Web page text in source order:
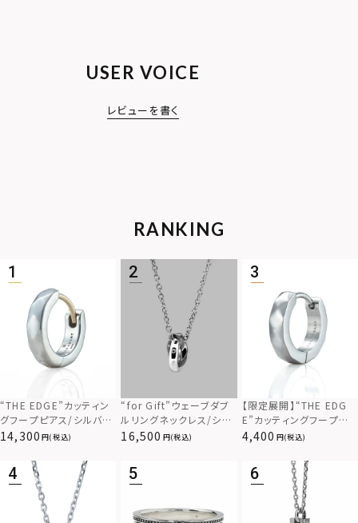
USER VOICE
レビューを書く
RANKING
“THE EDGE”カッティン
グフープピアス/シルバー
925
14,300 (税込)
“for Gift”ウェーブダブ
ルリングネックレス/シル
バー×ブラック/シルバー
16,500 (税込)
【限定展開】“THE EDG
E”カッティングフープピ
アス/サージカルステンレ
4,400 (税込)